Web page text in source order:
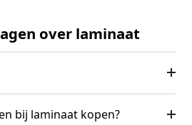
over laminaat
bij laminaat kopen?